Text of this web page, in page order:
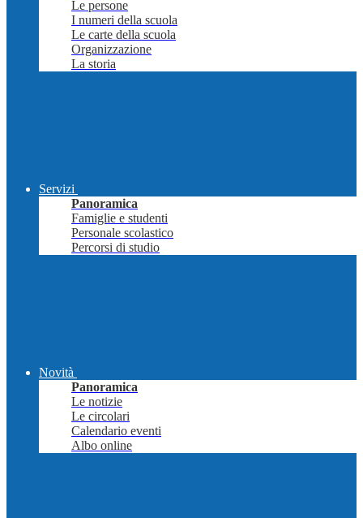
Le persone
I numeri della scuola
Le carte della scuola
Organizzazione
La storia
Servizi
Panoramica
Famiglie e studenti
Personale scolastico
Percorsi di studio
Novità
Panoramica
Le notizie
Le circolari
Calendario eventi
Albo online